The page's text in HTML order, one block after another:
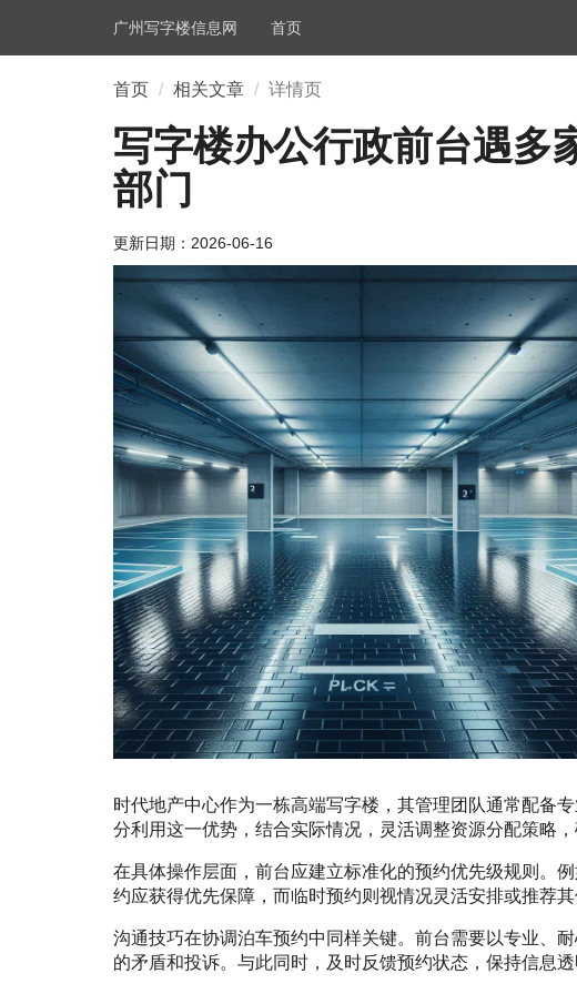
广州写字楼信息网 首页
首页 相关文章 详情页
写字楼办公行政前台遇多
部门
更新日期： 2026-06-16
时代地产中心作为一栋高端写字楼，其管理团队通常配备
分利用这一优势，结合实际情况，灵活调整资源分配策略，
在具体操作层面，前台应建立标准化的预约优先级规则。
约应获得优先保障，而临时预约则视情况灵活安排或推荐
沟通技巧在协调泊车预约中同样关键。前台需要以专业、
的矛盾和投诉。与此同时，及时反馈预约状态，保持信息